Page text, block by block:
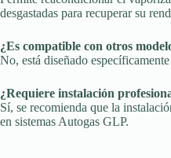
desgastadas para recuperar su
¿Es compatible con otros
No, está diseñado
¿Requiere instalación
Sí, se recomienda que la
en sistemas Autogas GLP.